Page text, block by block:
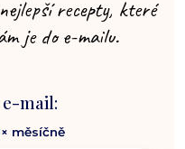
recepty, které
je do e-mailu.
e-mail:
měsíčně